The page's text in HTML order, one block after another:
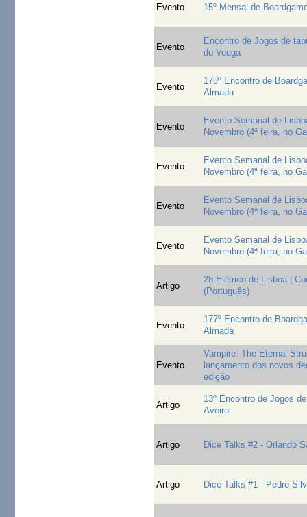
Evento 15º Mensal de
Evento
Encontro de Jogos de
do Vouga
Evento
178º Encontro de
Almada
Evento
Evento Semanal de
Novembro (4ª feira, no
Evento
Evento Semanal de
Novembro (4ª feira, no
Evento
Evento Semanal de
Novembro (4ª feira, no
Evento
Evento Semanal de
Novembro (4ª feira, no
Artigo
28 Elétrico de Lisboa |
(Português)
Evento
177º Encontro de
Almada
Evento
Vampire: The Eternal
lançamento dos novos
edição
Artigo
13º Encontro de Jogos
Aveiro
Artigo Dice Talks #2 - Orlando
Artigo Dice Talks #1 - Pedro